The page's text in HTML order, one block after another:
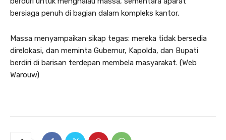
bersiaga penuh di bagian dalam kompleks kantor.
Massa menyampaikan sikap tegas: mereka tidak bersedia
direlokasi, dan meminta Gubernur, Kapolda, dan Bupati
berdiri di barisan terdepan membela masyarakat. (Web
Warouw)